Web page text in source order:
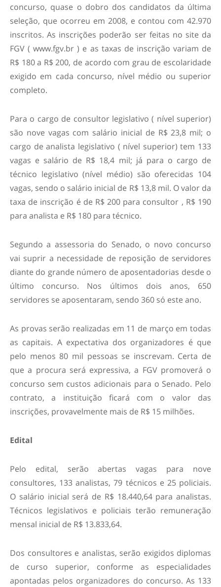
concurso, quase o dobro dos candidatos da última
seleção, que ocorreu em 2008, e contou com 42.970
inscritos. As inscrições poderão ser feitas no site da
FGV ( www.fgv.br ) e as taxas de inscrição variam de
R$ 180 a R$ 200, de acordo com grau de escolaridade
exigido em cada concurso, nível médio ou superior
completo.
Para o cargo de consultor legislativo ( nível superior)
são nove vagas com salário inicial de R$ 23,8 mil; o
cargo de analista legislativo ( nível superior) tem 133
vagas e salário de R$ 18,4 mil; já para o cargo de
técnico legislativo (nível médio) são oferecidas 104
vagas, sendo o salário inicial de R$ 13,8 mil. O valor da
taxa de inscrição é de R$ 200 para consultor , R$ 190
para analista e R$ 180 para técnico.
Segundo a assessoria do Senado, o novo concurso
vai suprir a necessidade de reposição de servidores
diante do grande número de aposentadorias desde o
último concurso. Nos últimos dois anos, 650
servidores se aposentaram, sendo 360 só este ano.
As provas serão realizadas em 11 de março em todas
as capitais. A expectativa dos organizadores é que
pelo menos 80 mil pessoas se inscrevam. Certa de
que a procura será expressiva, a FGV promoverá o
concurso sem custos adicionais para o Senado. Pelo
contrato, a instituição ficará com o valor das
inscrições, provavelmente mais de R$ 15 milhões.
Edital
Pelo edital, serão abertas vagas para nove
consultores, 133 analistas, 79 técnicos e 25 policiais.
O salário inicial será de R$ 18.440,64 para analistas.
Técnicos legislativos e policiais terão remuneração
mensal inicial de R$ 13.833,64.
Dos consultores e analistas, serão exigidos diplomas
de curso superior, conforme as especialidades
apontadas pelos organizadores do concurso. As 133